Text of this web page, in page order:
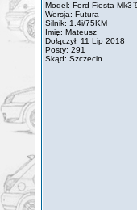
Model: Ford Fiesta
Wersja: Futura
Silnik: 1.4i/75KM
Imię: Mateusz
Dołączył: 11 Lip 2018
Posty: 291
Skąd: Szczecin